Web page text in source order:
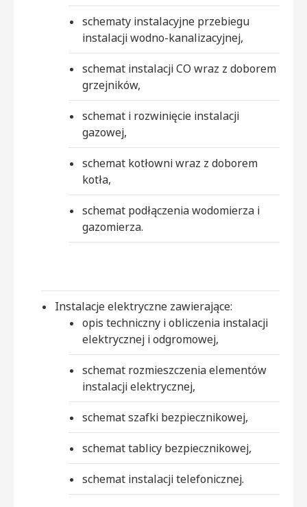
schematy instalacyjne przebiegu
instalacji wodno-kanalizacyjnej,
schemat instalacji CO wraz z doborem
grzejników,
schemat i rozwinięcie instalacji
gazowej,
schemat kotłowni wraz z doborem
kotła,
schemat podłączenia wodomierza i
gazomierza.
Instalacje elektryczne zawierające:
opis techniczny i obliczenia instalacji
elektrycznej i odgromowej,
schemat rozmieszczenia elementów
instalacji elektrycznej,
schemat szafki bezpiecznikowej,
schemat tablicy bezpiecznikowej,
schemat instalacji telefonicznej.